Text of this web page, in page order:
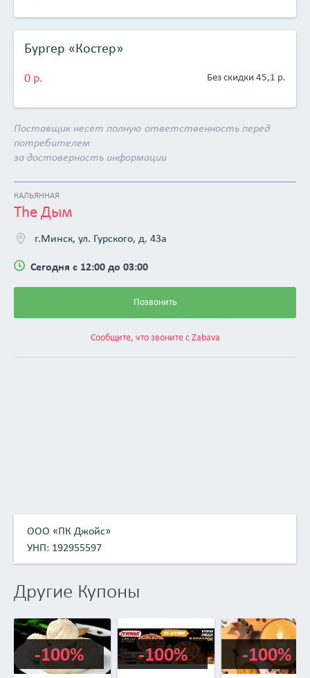
Бургер «Костер»
0 р. Без скидки 45,1 р.
Поставщик несет полную ответственность перед
потребителем
за достоверность информации
КАЛЬЯННАЯ
The Дым
г.Минск, ул. Гурского, д. 43а
Сегодня с 12:00 до 03:00
Позвонить
Сообщите, что звоните с Zabava
ООО «ПК Джойс»
УНП: 192955597
Другие Купоны
-100% -100% -100%